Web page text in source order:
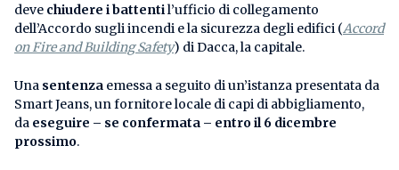
deve chiudere i battentil’ufficio di collegamento
dell’Accordo sugli incendi e la sicurezza degli edifici (Accord
on Fire and Building Safety) di Dacca, la capitale.
Una sentenza emessa a seguito di un’istanza presentata da
Smart Jeans, un fornitore locale di capi di abbigliamento,
da eseguire – se confermata – entro il6 dicembre
prossimo.